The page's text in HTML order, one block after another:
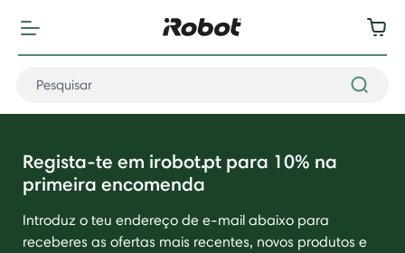
Regista-te em irobot.pt para 10% na
primeira encomenda
Introduz o teu endereço de e-mail abaixo para
receberes as ofertas mais recentes, novos produtos e